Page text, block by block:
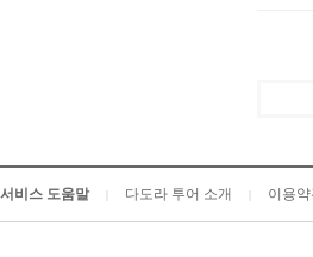
서비스 도움말 다도라 투어 소개 이용